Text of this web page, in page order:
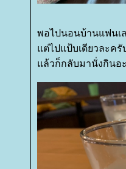
พอไปนอนบ้านแฟนเ
ต่ไปแป้บเดียวละครั
ล้วก็กลับมานั่งกินอ